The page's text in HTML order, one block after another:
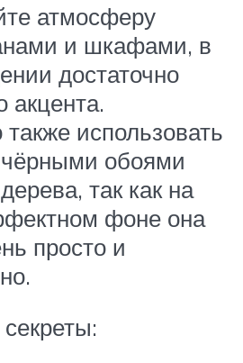
атмосферу
и шкафами, в
достаточно
акцента.
использовать
чёрными обоями
так как на
фоне она
просто и